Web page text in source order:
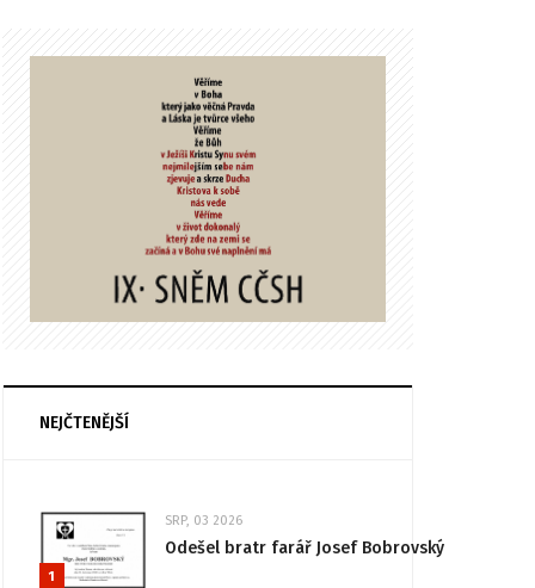
NEJČTENĚJŠÍ
1
SRP, 03 2026
Odešel bratr farář Josef Bobrovský